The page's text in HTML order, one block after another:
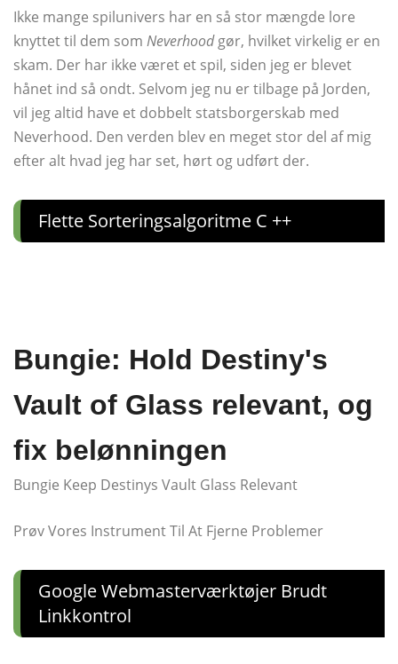
Ikke mange spilunivers har en så stor mængde lore
knyttet til dem som Neverhoodgør, hvilket virkelig er en
skam. Der har ikke været et spil, siden jeg er blevet
hånet ind så ondt. Selvom jeg nu er tilbage på Jorden,
vil jeg altid have et dobbelt statsborgerskab med
Neverhood. Den verden blev en meget stor del af mig
efter alt hvad jeg har set, hørt og udført der.
Flette Sorteringsalgoritme C ++
Bungie: Hold Destiny's
Vault of Glass relevant, og
fix belønningen
Bungie Keep Destinys Vault Glass Relevant
Prøv Vores Instrument Til At Fjerne Problemer
Google Webmasterværktøjer Brudt
Linkkontrol